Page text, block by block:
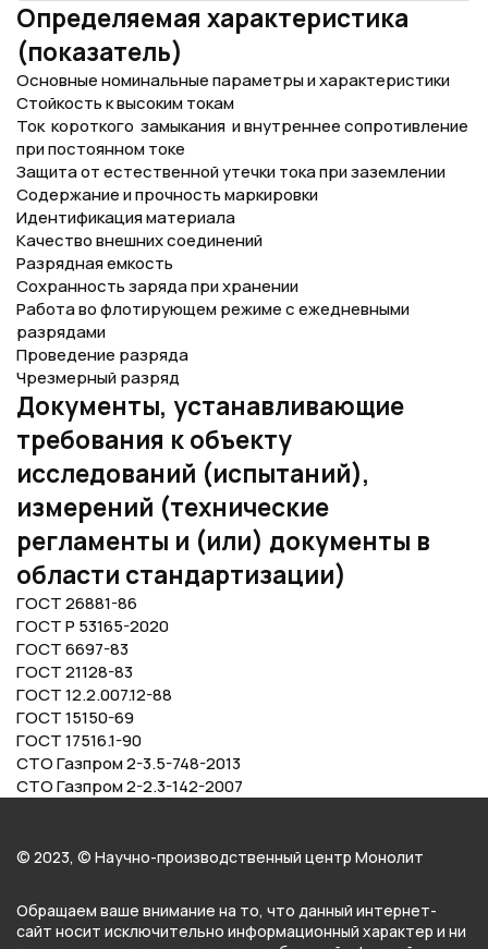
Определяемая характеристика
(показатель)
Основные номинальные параметры и характеристики
Стойкость к высоким токам
Ток короткого замыкания и внутреннее сопротивление
при постоянном токе
Защита от естественной утечки тока при заземлении
Содержание и прочность маркировки
Идентификация материала
Качество внешних соединений
Разрядная емкость
Сохранность заряда при хранении
Работа во флотирующем режиме с ежедневными
разрядами
Проведение разряда
Чрезмерный разряд
Документы, устанавливающие
требования к объекту
исследований (испытаний),
измерений (технические
регламенты и (или) документы в
области стандартизации)
ГОСТ 26881-86
ГОСТ Р 53165-2020
ГОСТ 6697-83
ГОСТ 21128-83
ГОСТ 12.2.007.12-88
ГОСТ 15150-69
ГОСТ 17516.1-90
СТО Газпром 2-3.5-748-2013
СТО Газпром 2-2.3-142-2007
© 2023, © Научно-производственный центр Монолит
Обращаем ваше внимание на то, что данный интернет-
сайт носит исключительно информационный характер и ни